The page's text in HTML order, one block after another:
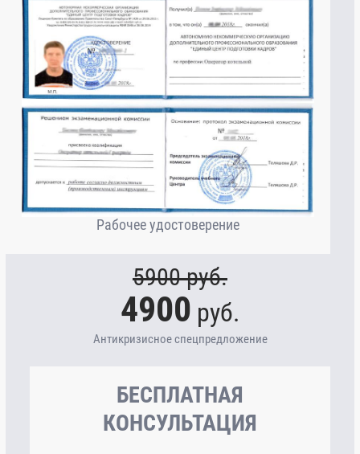
Рабочее удостоверение
5900руб.
4900 руб.
Антикризисное спецпредложение
БЕСПЛАТНАЯ
КОНСУЛЬТАЦИЯ